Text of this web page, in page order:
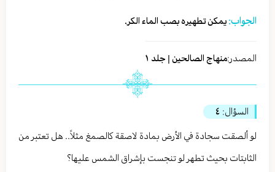
الجواب: يمكن تطهيره بصب الماء الكر.
المصدر:منهاج الصالحين | جلد ١
السؤال: ٤
لو ألصقت سجادة في الأرض بمادة لاصقة كالصمغ مثلاً.. هل تعتبر من
الثابتات بحيث تطهر لو تنجست بإشراق الشمس عليها؟